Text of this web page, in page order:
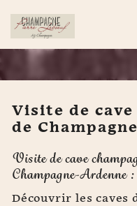
Visite de cave
de
Visite de cave
Champagne-Ardenne
Découvrir les caves